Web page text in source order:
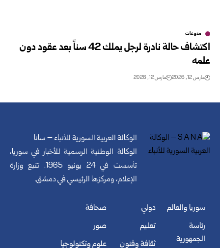
منوعات
اكتشاف حالة نادرة لرجل يملك 42 سناً بعد عقود دون
علمه
مارس 12, 2026 مارس 12, 2026
الوكالة العربية السورية للأنباء – سانا
الوكالة الوطنية الرسمية للأخبار في سوريا،
تأسست في 24 يونيو 1965. تتبع وزارة
الإعلام، ومركزها الرئيسي في دمشق.
سوريا والعالم
رئاسة
الجمهورية
دولي
تعليم
ثقافة وفنون
صحافة
صور
علوم وتكنولوجيا